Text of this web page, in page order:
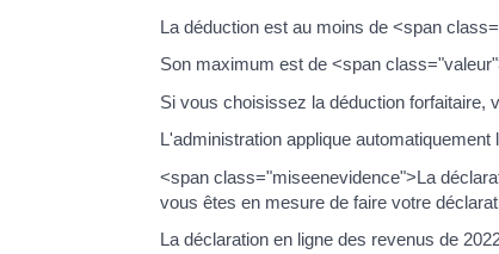
La déduction est au moins de <span
Son maximum est de <span
Si vous choisissez la déduction forfaitaire,
L'administration applique
<span class="miseenevidence">La
vous êtes en mesure de faire votre
La déclaration en ligne des revenus de